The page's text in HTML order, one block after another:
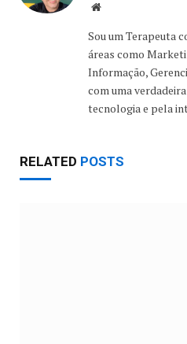
Website
Sou um Terapeuta
áreas como
Informação,
com uma
tecnologia e pela
RELATED POSTS